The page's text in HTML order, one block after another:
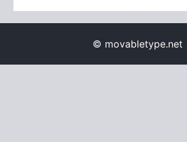
© movabletype.net